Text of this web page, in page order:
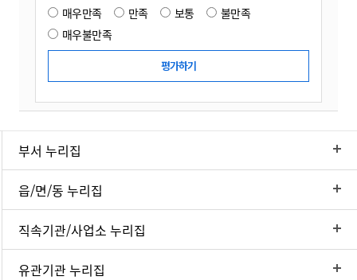
매우만족 만족 보통
불만족
매우불만족
부서 누리집
읍/면/동 누리집
직속기관/사업소 누리집
유관기관 누리집